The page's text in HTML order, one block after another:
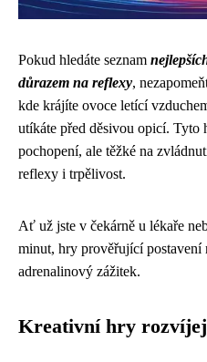
Pokud hledáte seznam
důrazem na reflexy,
kde krájíte ovoce letící
utíkáte před děsivou opicí. Tyto
pochopení, ale těžké na
reflexy i trpělivost.
Ať už jste v čekárně u lékaře
minut, hry prověřující postavení
adrenalinový zážitek.
Kreativní hry